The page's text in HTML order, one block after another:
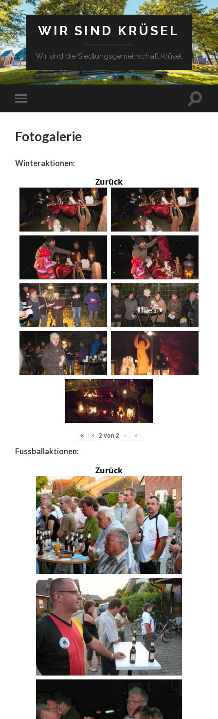
WIR SIND KRÜSEL
Wir sind die Siedlungsgemeinschaft Krüsel
Fotogalerie
Winteraktionen:
Zurück
« ‹ 2von 2 › »
Fussballaktionen:
Zurück